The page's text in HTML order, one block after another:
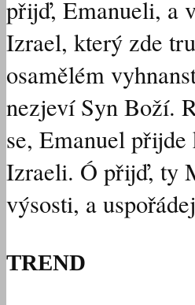
přijď, Emanueli, a
Izrael, který zde
osamělém
nezjeví Syn Boží.
se, Emanuel přijde
Izraeli. Ó přijď, ty
výsosti, a
TREND